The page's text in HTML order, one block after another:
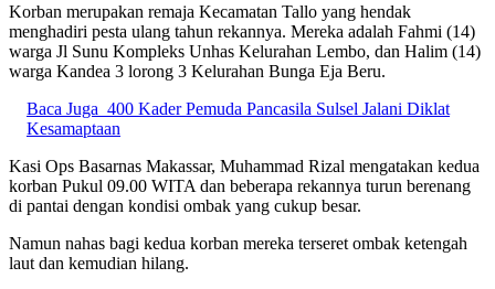
Korban merupakan remaja Kecamatan Tallo yang hendak
menghadiri pesta ulang tahun rekannya. Mereka adalah Fahmi (14)
warga Jl Sunu Kompleks Unhas Kelurahan Lembo, dan Halim (14)
warga Kandea 3 lorong 3 Kelurahan Bunga Eja Beru.
Baca Juga 400 Kader Pemuda Pancasila Sulsel Jalani Diklat
Kesamaptaan
Kasi Ops Basarnas Makassar, Muhammad Rizal mengatakan kedua
korban Pukul 09.00 WITA dan beberapa rekannya turun berenang
di pantai dengan kondisi ombak yang cukup besar.
Namun nahas bagi kedua korban mereka terseret ombak ketengah
laut dan kemudian hilang.